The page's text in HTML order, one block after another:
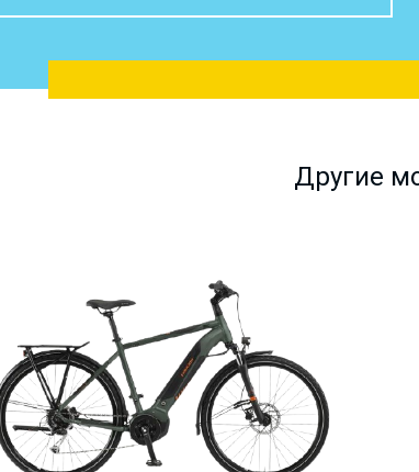
Другие